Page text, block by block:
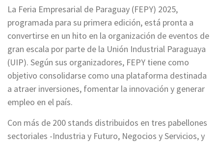
La Feria Empresarial de Paraguay (FEPY) 2025,
programada para su primera edición, está pronta a
convertirse en un hito en la organización de eventos de
gran escala por parte de la Unión Industrial Paraguaya
(UIP). Según sus organizadores, FEPY tiene como
objetivo consolidarse como una plataforma destinada
a atraer inversiones, fomentar la innovación y generar
empleo en el país.
Con más de 200 stands distribuidos en tres pabellones
sectoriales -Industria y Futuro, Negocios y Servicios, y